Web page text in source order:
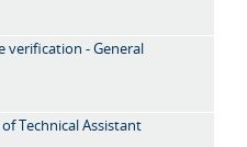
verification - General
Technical Assistant